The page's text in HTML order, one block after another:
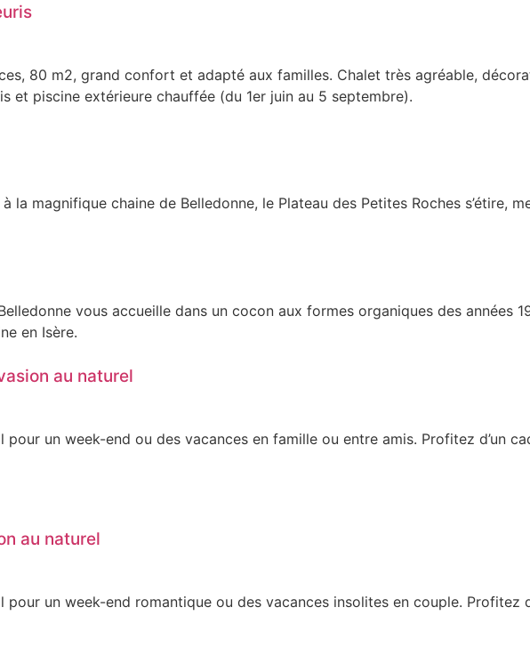
80 m2, grand confort et adapté aux familles. Chalet très agréable,
et piscine extérieure chauffée (du 1er juin au 5 septembre).
la magnifique chaine de Belledonne, le Plateau des Petites Roches s’étire,
vous accueille dans un cocon aux formes organiques des années
en Isère.
au naturel
un week-end ou des vacances en famille ou entre amis. Profitez d’un
au naturel
un week-end romantique ou des vacances insolites en couple. Profitez